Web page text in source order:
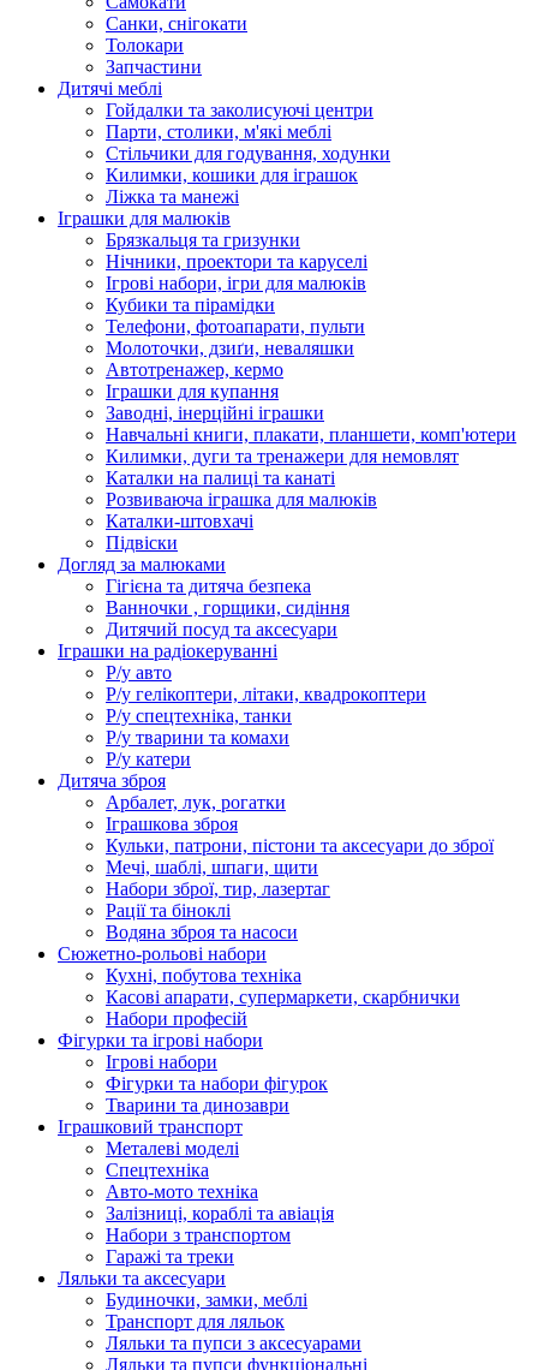
Санки, снігокати
Толокари
Запчастини
Дитячі меблі
Гойдалки та заколисуючі центри
Парти, столики, м'які меблі
Стільчики для годування, ходунки
Килимки, кошики для іграшок
Ліжка та манежі
Іграшки для малюків
Брязкальця та гризунки
Нічники, проектори та каруселі
Ігрові набори, ігри для малюків
Кубики та пірамідки
Телефони, фотоапарати, пульти
Молоточки, дзиґи, неваляшки
Автотренажер, кермо
Іграшки для купання
Заводні, інерційні іграшки
Навчальні книги, плакати, планшети, комп'ютери
Килимки, дуги та тренажери для немовлят
Каталки на палиці та канаті
Розвиваюча іграшка для малюків
Каталки-штовхачі
Підвіски
Догляд за малюками
Гігієна та дитяча безпека
Ванночки , горщики, сидіння
Дитячий посуд та аксесуари
Іграшки на радіокеруванні
Р/у авто
Р/у гелікоптери, літаки, квадрокоптери
Р/у спецтехніка, танки
Р/у тварини та комахи
Р/у катери
Дитяча зброя
Арбалет, лук, рогатки
Іграшкова зброя
Кульки, патрони, пістони та аксесуари до зброї
Мечі, шаблі, шпаги, щити
Набори зброї, тир, лазертаг
Рації та біноклі
Водяна зброя та насоси
Сюжетно-рольові набори
Кухні, побутова техніка
Касові апарати, супермаркети, скарбнички
Набори професій
Фігурки та ігрові набори
Ігрові набори
Фігурки та набори фігурок
Тварини та динозаври
Іграшковий транспорт
Металеві моделі
Спецтехніка
Авто-мото техніка
Залізниці, кораблі та авіація
Набори з транспортом
Гаражі та треки
Ляльки та аксесуари
Будиночки, замки, меблі
Транспорт для ляльок
Ляльки та пупси з аксесуарами
Ляльки та пупси функціональні